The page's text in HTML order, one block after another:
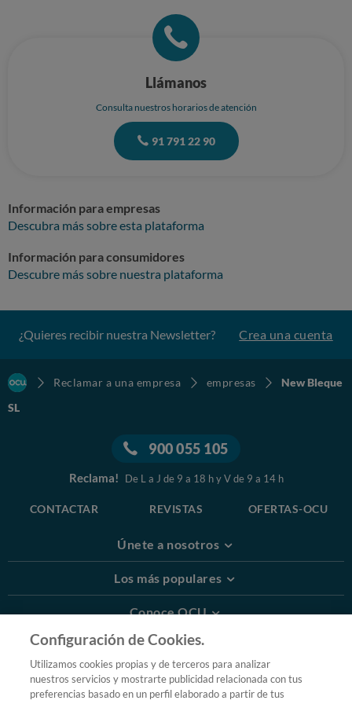
Llámanos
Consulta nuestros horarios de atención
91 791 22 90
Información para empresas
Descubra más sobre esta plataforma
Información para consumidores
Descubre más sobre nuestra plataforma
¿Quieres recibir nuestra Newsletter? Crea una cuenta
Reclamar a una empresa empresas
New Bleque
SL
900 055 105
Reclama! De L a J de 9 a 18 h y V de 9 a 14 h
CONTACTAR REVISTAS OFERTAS-OCU
Únete a nosotros
Los más populares
Conoce OCU
Más Información
© 2026 OCU
Condiciones generales de contratación de OCU
Configuración de Cookies.
Utilizamos cookies propias y de terceros para analizar
nuestros servicios y mostrarte publicidad relacionada con tus
preferencias basado en un perfil elaborado a partir de tus